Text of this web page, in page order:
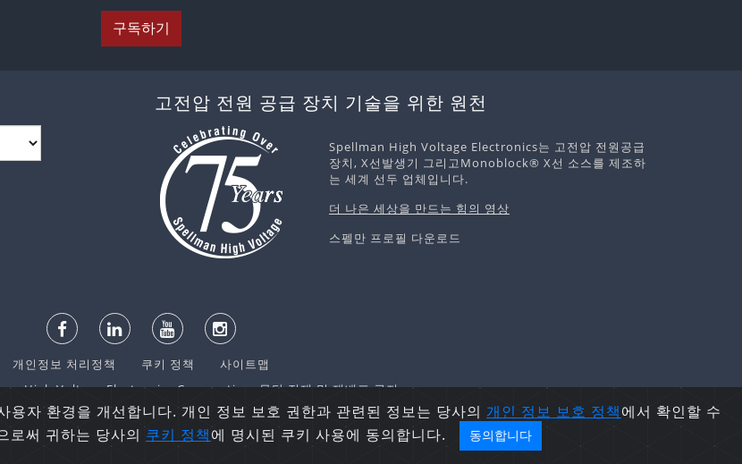
구독하기
고전압 전원 공급 장치 기술을 위한 원천
Spellman High Voltage Electronics는 고전압 전원공급
장치, X선발생기 그리고Monoblock® X선 소스를 제조하
는 세계 선두 업체입니다.
더 나은 세상을 만드는 힘의 영상
스펠만 프로필 다운로드
개인정보 처리정책 쿠키 정책
사이트맵
High Voltage Electronics Corporation. 무단 전재 및 재배포 금지.
español 日本語 한국어 русский 中文
자 환경을 개선합니다. 개인 정보 보호 권한과 관련된 정보는 당사의 개인 정보 보호 정책에서 확인할 수
로써 귀하는 당사의 쿠키 정책에 명시된 쿠키 사용에 동의합니다. 동의합니다